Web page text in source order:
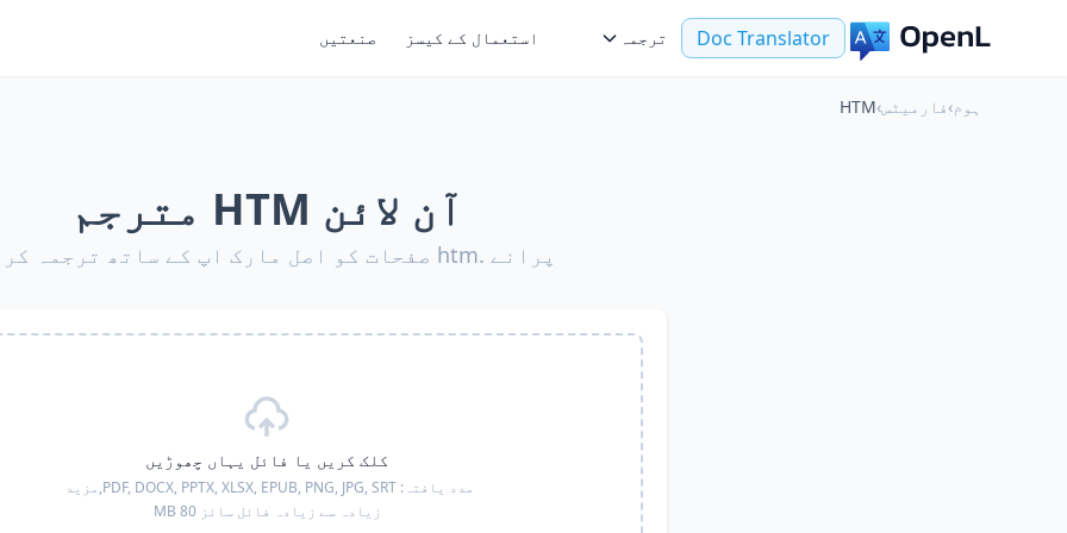
Doc Translator ترجمہ استعمال کے کیسز صنعتیں
ہوم›فارمیٹس›
HTM
آن لائن HTM مترجم
پرانے .htm صفحات کو اصل مارک اپ کے ساتھ ترجمہ کریں
کلک کریں یا فائل یہاں چھوڑیں
مدد یافتہ:PDF, DOCX, PPTX, XLSX, EPUB, PNG, JPG, SRT, مزید
زیادہ سے زیادہ فائل سائز 80 MB